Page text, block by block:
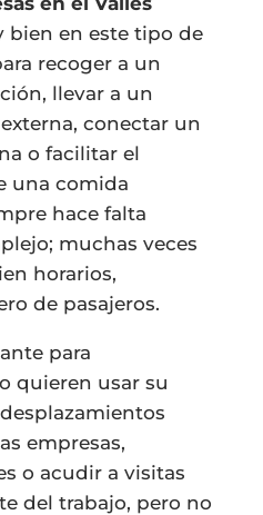
bien en este tipo de
recoger a un
llevar a un
conectar un
o facilitar el
una comida
hace falta
muchas veces
horarios,
de pasajeros.
para
quieren usar su
empresas,
o acudir a visitas
del trabajo, pero no